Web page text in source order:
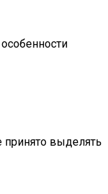
выделять